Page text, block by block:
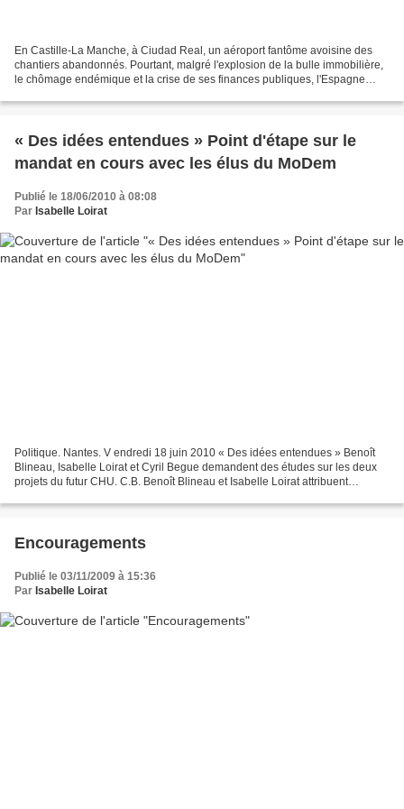
En Castille-La Manche, à Ciudad Real, un aéroport fantôme avoisine des
chantiers abandonnés. Pourtant, malgré l'explosion de la bulle immobilière,
le chômage endémique et la crise de ses finances publiques, l'Espagne
« Des idées entendues » Point d'étape sur le
mandat en cours avec les élus du MoDem
Publié le 18/06/2010 à 08:08
Par Isabelle Loirat
Politique. Nantes. V endredi 18 juin 2010 « Des idées entendues » Benoît
Blineau, Isabelle Loirat et Cyril Begue demandent des études sur les deux
projets du futur CHU. C.B. Benoît Blineau et Isabelle Loirat attribuent
Encouragements
Publié le 03/11/2009 à 15:36
Par Isabelle Loirat